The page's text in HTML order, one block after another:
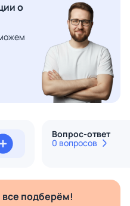
о
Вопрос-ответ
0 вопросов
подберём!